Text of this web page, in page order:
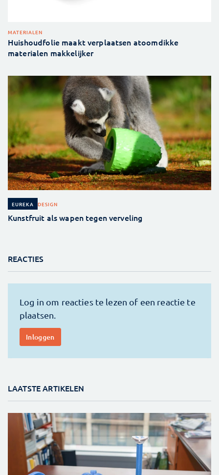
MATERIALEN
Huishoudfolie maakt verplaatsen atoomdikke
materialen makkelijker
EUREKA DESIGN
Kunstfruit als wapen tegen verveling
REACTIES
LAATSTE ARTIKELEN